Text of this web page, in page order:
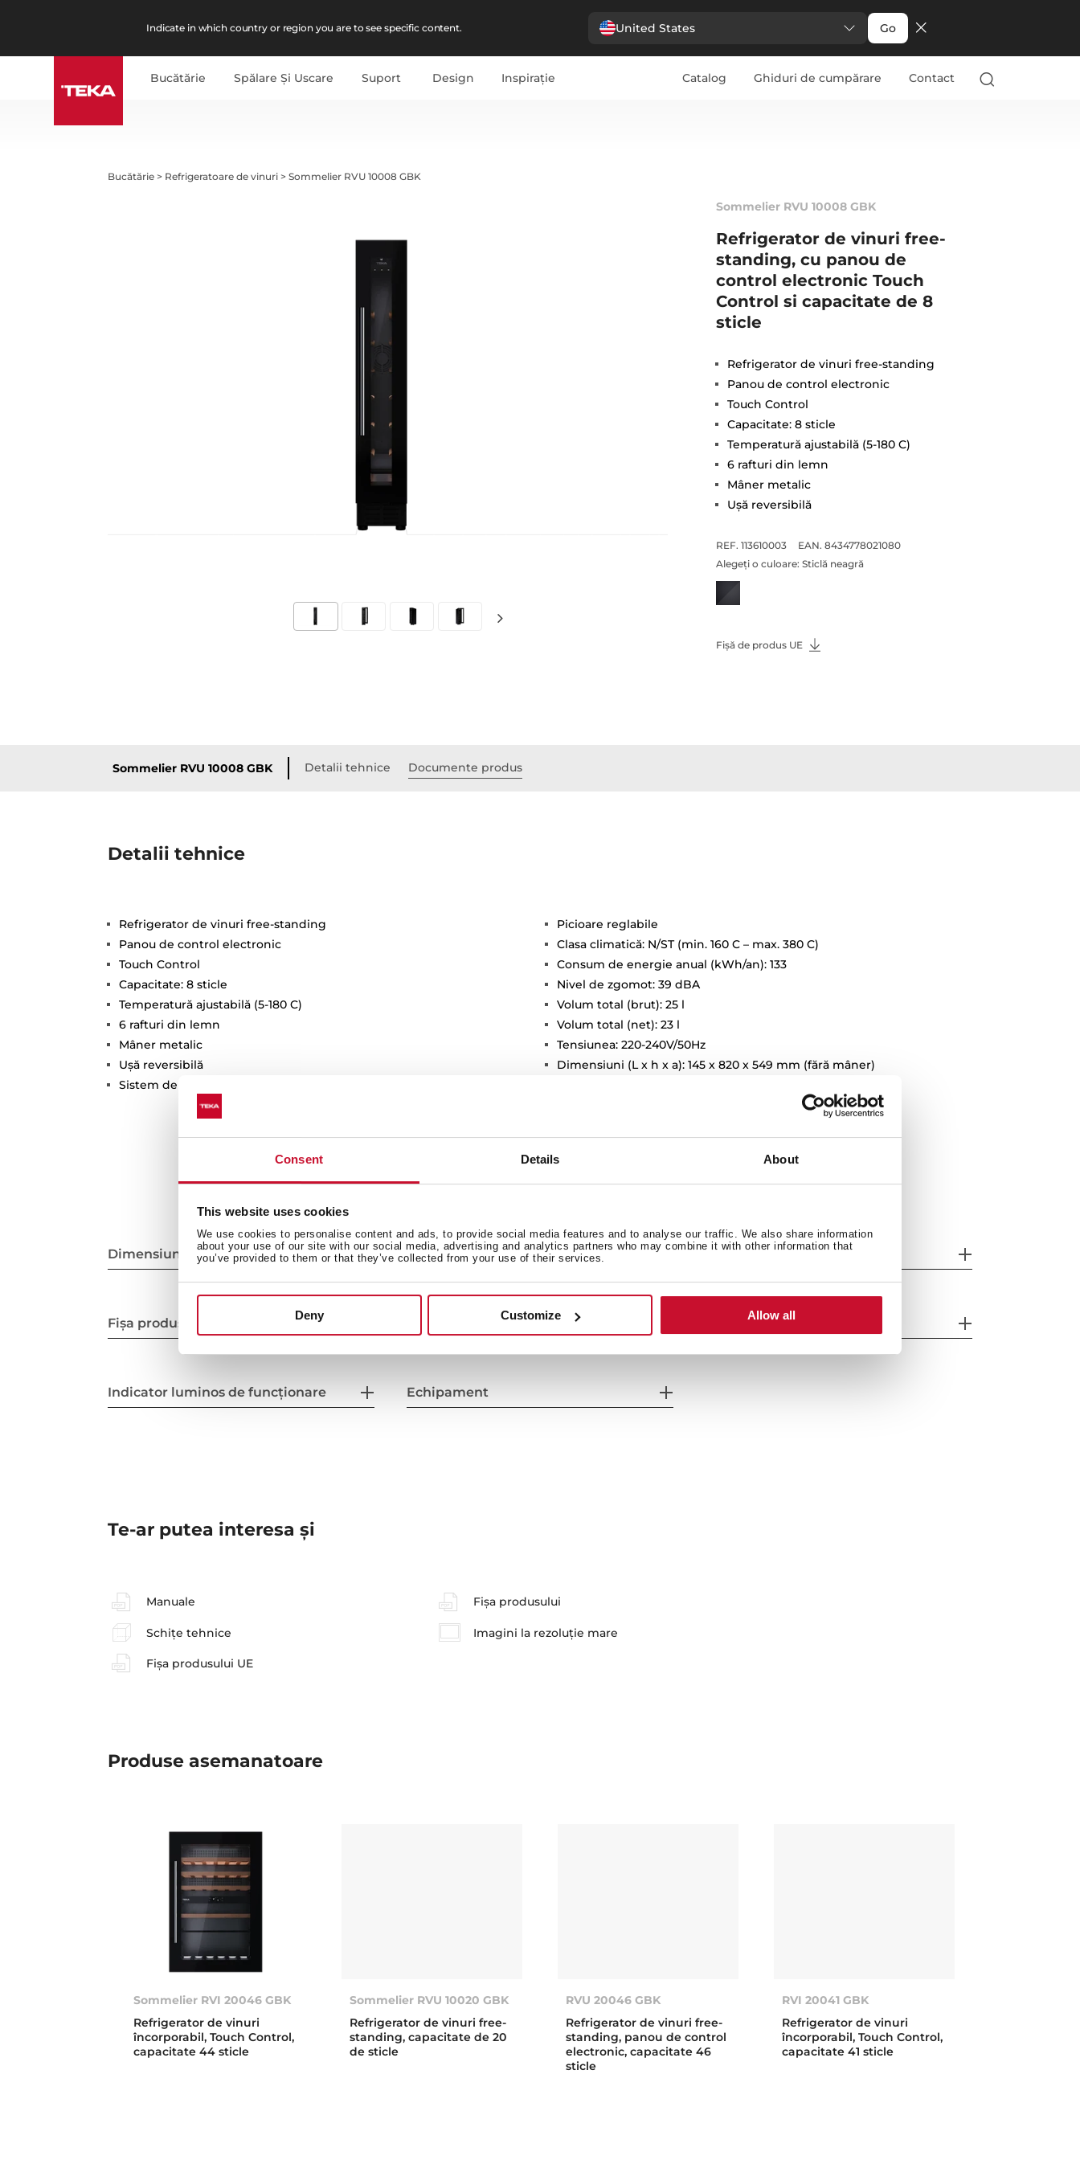
Consent Details About
This website uses cookies
We use cookies to personalise content and ads, to provide social media features and to analyse our traffic. We also share information
about your use of our site with our social media, advertising and analytics partners who may combine it with other information that
you’ve provided to them or that they’ve collected from your use of their services.
Deny Customize Allow all
Indicate in which country or region you are to see specific content. United States Go
Bucătărie Spălare Şi Uscare Suport Design Inspirație Catalog Ghiduri de cumpărare Contact
Bucătărie > Refrigeratoare de vinuri >Sommelier RVU 10008 GBK
Sommelier RVU 10008 GBK
Refrigerator de vinuri free-
standing, cu panou de
control electronic Touch
Control si capacitate de 8
sticle
Refrigerator de vinuri free-standing
Panou de control electronic
Touch Control
Capacitate: 8 sticle
Temperatură ajustabilă (5-180 C)
6 rafturi din lemn
Mâner metalic
Uşă reversibilă
REF. 113610003
EAN. 8434778021080
Alegeți o culoare: Sticlă neagră
Fișă de produs UE
Sommelier RVU 10008 GBK Detalii tehnice Documente produs
Detalii tehnice
Refrigerator de vinuri free-standing
Panou de control electronic
Touch Control
Capacitate: 8 sticle
Temperatură ajustabilă (5-180 C)
6 rafturi din lemn
Mâner metalic
Uşă reversibilă
Sistem de iluminare interioară: LED (de culoare albă)
Picioare reglabile
Clasa climatică: N/ST (min. 160 C – max. 380 C)
Consum de energie anual (kWh/an): 133
Nivel de zgomot: 39 dBA
Volum total (brut): 25 l
Volum total (net): 23 l
Tensiunea: 220-240V/50Hz
Dimensiuni (L x h x a): 145 x 820 x 549 mm (fără mâner)
Dimensiuni interioare Dimensiuni exterioare Măsuri de montare
Fișa produsului Alimentare electrică Caracteristici particulare
Indicator luminos de funcționare Echipament
Te-ar putea interesa şi
Manuale Fișa produsului
Schițe tehnice Imagini la rezoluție mare
Fișa produsului UE
Produse asemanatoare
Sommelier RVI 20046 GBK
Refrigerator de vinuri
încorporabil, Touch Control,
capacitate 44 sticle
Sommelier RVU 10020 GBK
Refrigerator de vinuri free-
standing, capacitate de 20
de sticle
RVU 20046 GBK
Refrigerator de vinuri free-
standing, panou de control
electronic, capacitate 46
sticle
RVI 20041 GBK
Refrigerator de vinuri
încorporabil, Touch Control,
capacitate 41 sticle